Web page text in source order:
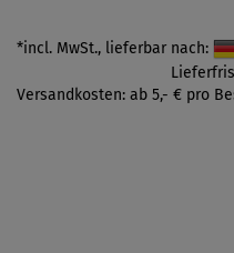
*incl. MwSt., lieferbar nach:
Versandkosten: ab 5,- € pro